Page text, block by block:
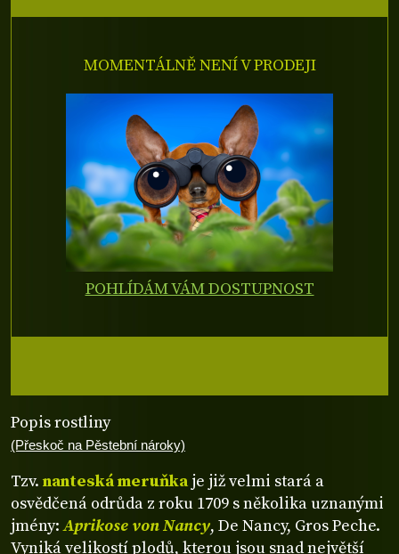
Popis rostliny
(Přeskoč na Pěstební nároky)
Tzv. nanteská meruňka je již velmi stará a
osvědčená odrůda z roku 1709 s několika uznanými
jmény:Aprikose von Nancy, De Nancy, Gros Peche.
Vyniká velikostí plodů, kterou jsou snad největší
MOMENTÁLNĚ NENÍ V PRODEJI
POHLÍDÁM VÁM DOSTUPNOST